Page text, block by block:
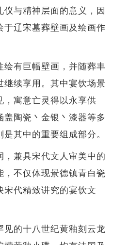
与精神层面的意义，因
辽宋墓葬壁画及绘画作
有巨幅壁画，并随葬丰
续享用。其中宴饮场景
寓意亡灵得以永享供
陶瓷丶金银丶漆器等多
其中的重要组成部分。
兼具宋代文人审美中的
不仅体现景德镇青白瓷
代精致讲究的宴饮文
的十八世纪黄釉刻云龙